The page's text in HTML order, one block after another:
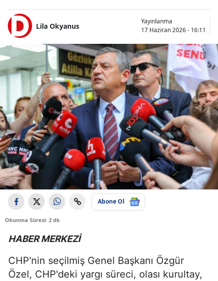
Lila Okyanus
Yayınlanma
17 Haziran 2026 - 16:11
Abone Ol
Okunma Süresi: 2 dk
HABER MERKEZİ
CHP'nin seçilmiş Genel Başkanı Özgür
Özel, CHP'deki yargı süreci, olası kurultay,